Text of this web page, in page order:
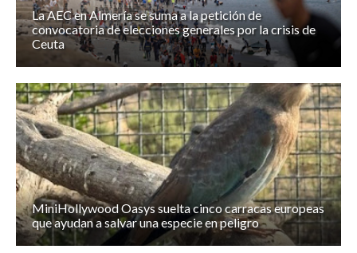
La AEC en Almería se suma a la petición de
convocatoria de elecciones generales por la crisis de
Ceuta
MiniHollywood Oasys suelta cinco carracas europeas
que ayudan a salvar una especie en peligro